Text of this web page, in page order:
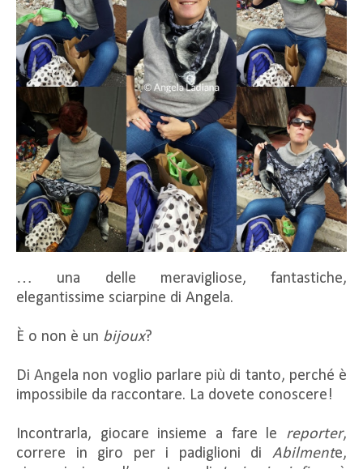
… una delle meravigliose, fantastiche,
elegantissime sciarpine di Angela.
È o non è un bijoux?
Di Angela non voglio parlare più di tanto, perché è
impossibile da raccontare. La dovete conoscere!
Incontrarla, giocare insieme a fare le reporter,
correre in giro per i padiglioni di Abilmente,